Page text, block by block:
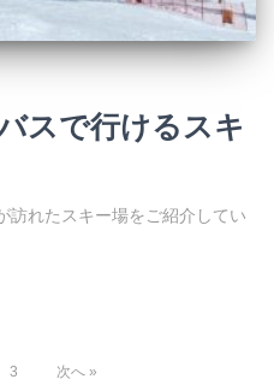
スで行けるスキ
訪れたスキー場をご紹介してい
3 次へ